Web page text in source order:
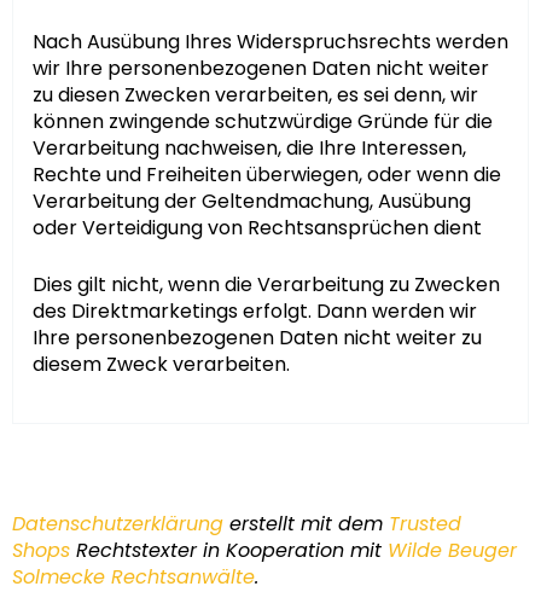
Nach Ausübung Ihres Widerspruchsrechts werden
wir Ihre personenbezogenen Daten nicht weiter
zu diesen Zwecken verarbeiten, es sei denn, wir
können zwingende schutzwürdige Gründe für die
Verarbeitung nachweisen, die Ihre Interessen,
Rechte und Freiheiten überwiegen, oder wenn die
Verarbeitung der Geltendmachung, Ausübung
oder Verteidigung von Rechtsansprüchen dient
Dies gilt nicht, wenn die Verarbeitung zu Zwecken
des Direktmarketings erfolgt. Dann werden wir
Ihre personenbezogenen Daten nicht weiter zu
diesem Zweck verarbeiten.
Datenschutzerklärung erstellt mit dem Trusted
Shops Rechtstexter in Kooperation mit Wilde Beuger
Solmecke Rechtsanwälte.